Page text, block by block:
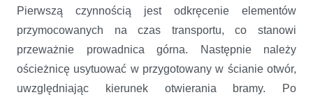
Pierwszą czynnością jest odkręcenie elementów
przymocowanych na czas transportu, co stanowi
przeważnie prowadnica górna. Następnie należy
ościeżnicę usytuować w przygotowany w ścianie otwór,
uwzględniając kierunek otwierania bramy. Po